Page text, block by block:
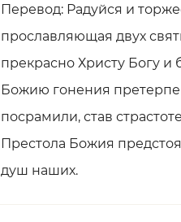
Перевод: Радуйся и
прославляющая двух
прекрасно Христу Богу
Божию гонения
посрамили, став
Престола Божия
душ наших.